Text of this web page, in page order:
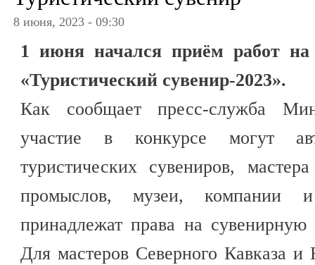
8 июня, 2023 - 09:30
1 июня начался приём работ на
«Туристический сувенир-2023».
Как сообщает пресс-служба
участие в конкурсе могут
туристических сувениров,
промыслов, музеи, компании
принадлежат права на
Для мастеров Северного Кавказа